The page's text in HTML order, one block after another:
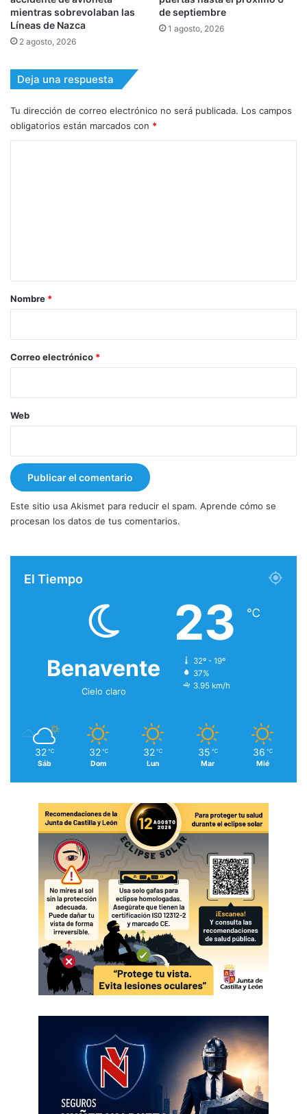
mientras sobrevolaban las
Líneas de Nazca
2 agosto, 2026
de septiembre
1 agosto, 2026
Deja una respuesta
Tu dirección de correo electrónico no será publicada. Los campos
obligatorios están marcados con *
r
*
Nombre *
Correo electrónico *
Web
Este sitio usa Akismet para reducir el spam. Aprende cómo se
procesan los datos de tus comentarios.
El Tiempo
Benavente
Cielo claro
23 ℃
32º - 19º
37%
3.95 km/h
32 ℃
Sáb
32 ℃
Dom
32 ℃
Lun
35 ℃
Mar
36 ℃
Mié